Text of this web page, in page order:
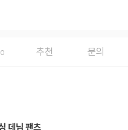
0 추천 문의